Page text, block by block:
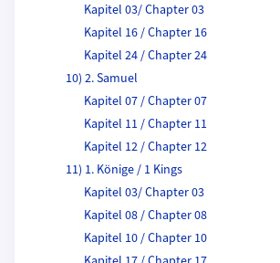
Kapitel 03/ Chapter 03
Kapitel 16 / Chapter 16
Kapitel 24 / Chapter 24
10) 2. Samuel
Kapitel 07 / Chapter 07
Kapitel 11 / Chapter 11
Kapitel 12 / Chapter 12
11) 1. Könige / 1 Kings
Kapitel 03/ Chapter 03
Kapitel 08 / Chapter 08
Kapitel 10 / Chapter 10